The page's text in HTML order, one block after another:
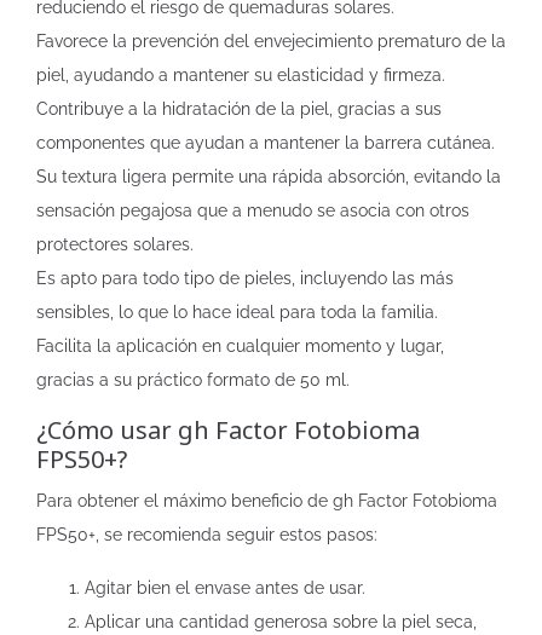
reduciendo el riesgo de quemaduras solares.
Favorece la prevención del envejecimiento prematuro de la
piel, ayudando a mantener su elasticidad y firmeza.
Contribuye a la hidratación de la piel, gracias a sus
componentes que ayudan a mantener la barrera cutánea.
Su textura ligera permite una rápida absorción, evitando la
sensación pegajosa que a menudo se asocia con otros
protectores solares.
Es apto para todo tipo de pieles, incluyendo las más
sensibles, lo que lo hace ideal para toda la familia.
Facilita la aplicación en cualquier momento y lugar,
gracias a su práctico formato de 50 ml.
¿Cómo usar gh Factor Fotobioma
FPS50+?
Para obtener el máximo beneficio de gh Factor Fotobioma
FPS50+, se recomienda seguir estos pasos:
Agitar bien el envase antes de usar.
Aplicar una cantidad generosa sobre la piel seca,